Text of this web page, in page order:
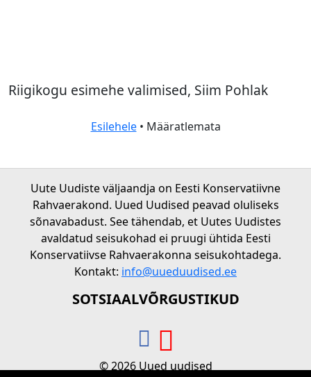
Riigikogu esimehe valimised, Siim Pohlak
Esilehele• Määratlemata
Uute Uudiste väljaandja on Eesti Konservatiivne
Rahvaerakond. Uued Uudised peavad oluliseks
sõnavabadust. See tähendab, et Uutes Uudistes
avaldatud seisukohad ei pruugi ühtida Eesti
Konservatiivse Rahvaerakonna seisukohtadega.
Kontakt: info@uueduudised.ee
SOTSIAALVÕRGUSTIKUD
© 2026 Uued uudised